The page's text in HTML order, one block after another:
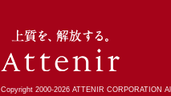
Copyright 2000-2026 ATTENIR CORPORATION